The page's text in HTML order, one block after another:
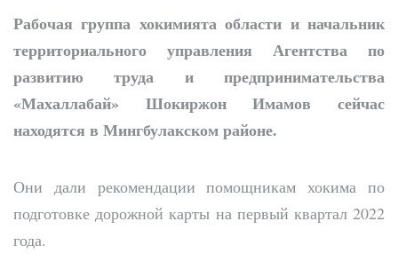
Рабочая группа хокимията области и начальник
территориального управления Агентства по
развитию труда и предпринимательства
«Махаллабай» Шокиржон Имамов сейчас
находятся в Мингбулакском районе.
Они дали рекомендации помощникам хокима по
подготовке дорожной карты на первый квартал 2022
года.